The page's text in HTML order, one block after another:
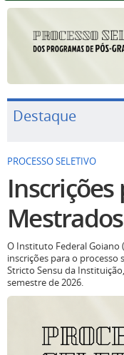
Destaque
PROCESSO SELETIVO
O Instituto Federal Goiano
inscrições para o processo
Stricto Sensu da
semestre de 2026.